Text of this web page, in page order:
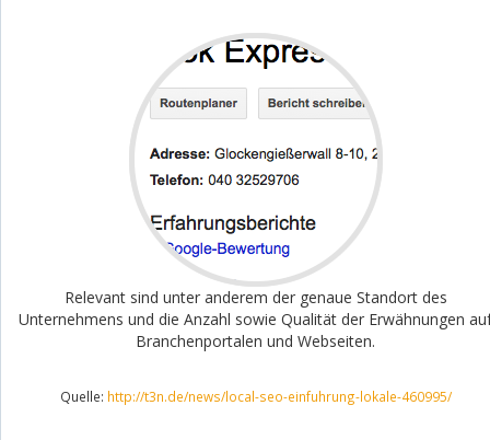
Relevant sind unter anderem der genaue Standort des
Unternehmens und die Anzahl sowie Qualität der Erwähnungen
Branchenportalen und Webseiten.
Quelle: http://t3n.de/news/local-seo-einfuhrung-lokale-460995/